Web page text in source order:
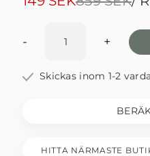
- +
Skickas inom 1-2
HITTA NÄRMASTE